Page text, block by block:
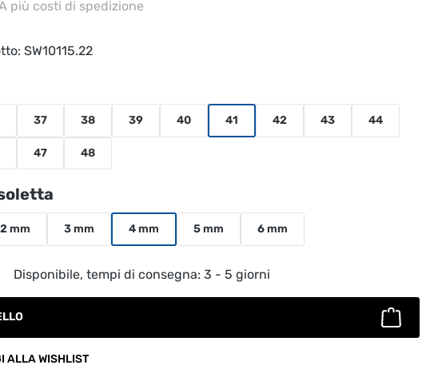
più costi di spedizione
SW10115.22
37 38 39 40 41 42 43 44
47 48
2 mm 3 mm 4 mm 5 mm 6 mm
del prodotto: inserisci la quantità desiderata o
Disponibile, tempi di consegna: 3 - 5 giorni
ALLA WISHLIST